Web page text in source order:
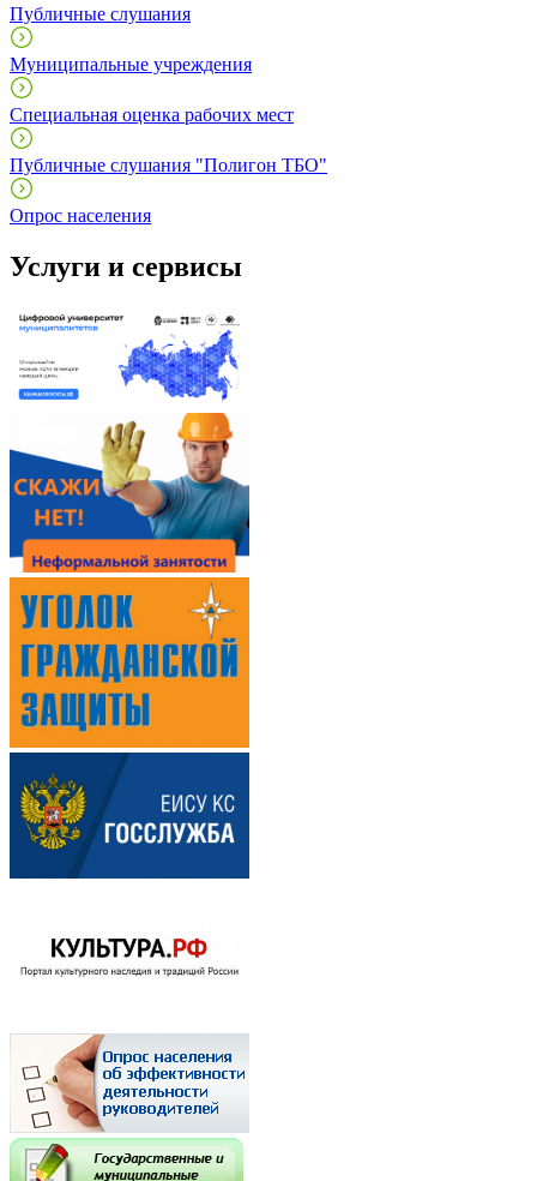
Публичные слушания
Муниципальные учреждения
Специальная оценка рабочих мест
Публичные слушания "Полигон ТБО"
Опрос населения
Услуги и сервисы